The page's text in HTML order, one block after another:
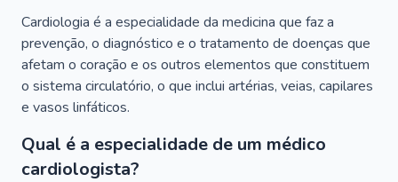
Cardiologia é a especialidade da medicina que faz a
prevenção, o diagnóstico e o tratamento de doenças que
afetam o coração e os outros elementos que constituem
o sistema circulatório, o que inclui artérias, veias, capilares
e vasos linfáticos.
Qual é a especialidade de um médico
cardiologista?